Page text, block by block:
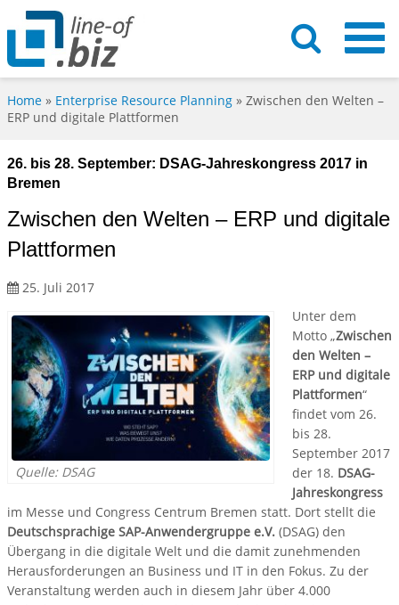
Home » Enterprise Resource Planning » Zwischen den Welten –
ERP und digitale Plattformen
26. bis 28. September: DSAG-Jahreskongress 2017 in
Bremen
Zwischen den Welten – ERP und digitale
Plattformen
25. Juli 2017
Quelle: DSAG
Unter dem
Motto „Zwischen
den Welten –
ERP und digitale
Plattformen“
findet vom 26.
bis 28.
September 2017
der 18. DSAG-
Jahreskongress
im Messe und Congress Centrum Bremen statt. Dort stellt die
Deutschsprachige SAP-Anwendergruppe e.V. (DSAG) den
Übergang in die digitale Welt und die damit zunehmenden
Herausforderungen an Business und IT in den Fokus. Zu der
Veranstaltung werden auch in diesem Jahr über 4.000